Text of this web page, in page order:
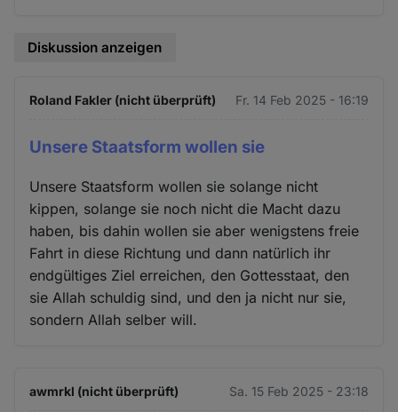
Diskussion anzeigen
Roland Fakler (nicht überprüft) Fr. 14 Feb 2025 - 16:19
Unsere Staatsform wollen sie
Unsere Staatsform wollen sie solange nicht
kippen, solange sie noch nicht die Macht dazu
haben, bis dahin wollen sie aber wenigstens freie
Fahrt in diese Richtung und dann natürlich ihr
endgültiges Ziel erreichen, den Gottesstaat, den
sie Allah schuldig sind, und den ja nicht nur sie,
sondern Allah selber will.
awmrkl (nicht überprüft) Sa. 15 Feb 2025 - 23:18